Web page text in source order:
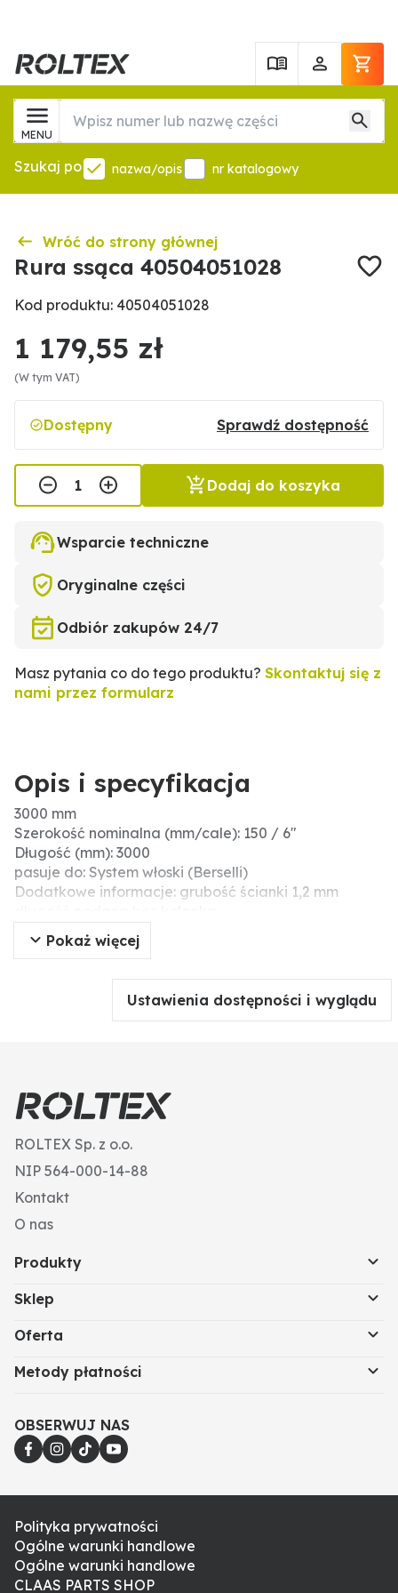
MENU
Szukaj po nazwa/opis nr katalogowy
Wróć do strony głównej
Rura ssąca 40504051028
Kod produktu: 40504051028
1 179,55 zł
(W tym VAT)
Dostępny Sprawdź dostępność
Dodaj do koszyka
Wsparcie techniczne
Oryginalne części
Odbiór zakupów 24/7
Masz pytania co do tego produktu? Skontaktuj się z
nami przez formularz
Opis i specyfikacja
3000 mm
Szerokość nominalna (mm/cale): 150 / 6"
Długość (mm): 3000
pasuje do: System włoski (Berselli)
Dodatkowe informacje: grubość ścianki 1,2 mm
Pokaż więcej
Ustawienia dostępności i wyglądu
ROLTEX Sp. z o.o.
NIP 564-000-14-88
Kontakt
O nas
Produkty
Sklep
Oferta
Metody płatności
OBSERWUJ NAS
Polityka prywatności
Ogólne warunki handlowe
Ogólne warunki handlowe
CLAAS PARTS SHOP